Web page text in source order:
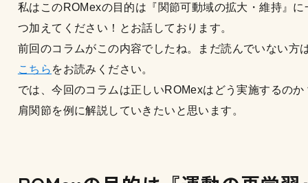
私はこのROMexの目的は『関節可動域の拡大・維持』に
つ加えてください！とお話しております。
前回のコラムがこの内容でしたね。まだ読んでいない方
こちら をお読みください。
では、今回のコラムは正しいROMexはどう実施するのか
肩関節を例に解説していきたいと思います。